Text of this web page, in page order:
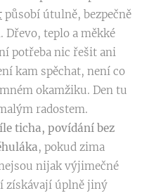
působí útulně, bezpečně
Dřevo, teplo a měkké
potřeba nic řešit ani
kam spěchat, není co
okamžiku. Den tu
radostem.
ticha, povídání bez
, pokud zima
nijak výjimečné
získávají úplně jiný